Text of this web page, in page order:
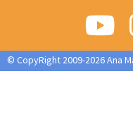
© CopyRight 2009-2026 Ana